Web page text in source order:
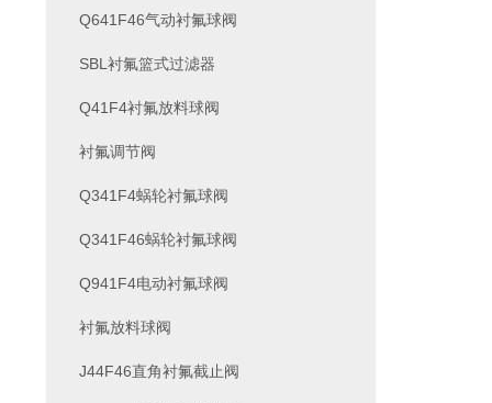
Q641F46气动衬氟球阀
SBL衬氟篮式过滤器
Q41F4衬氟放料球阀
衬氟调节阀
Q341F4蜗轮衬氟球阀
Q341F46蜗轮衬氟球阀
Q941F4电动衬氟球阀
衬氟放料球阀
J44F46直角衬氟截止阀